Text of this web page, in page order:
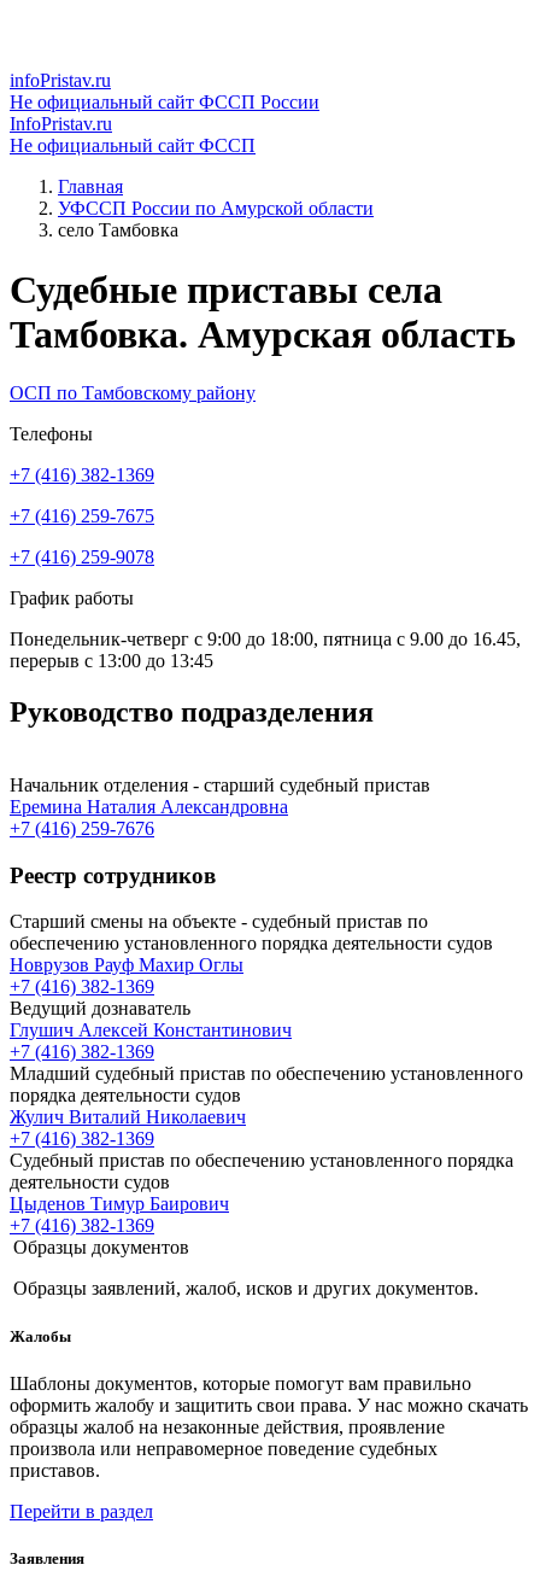
infoPristav.ru
Не официальный сайт ФССП России
InfoPristav.ru
Не официальный сайт ФССП
Главная
УФССП России по Амурской области
село Тамбовка
Судебные приставы села
Тамбовка. Амурская область
ОСП по Тамбовскому району
Телефоны
+7 (416) 382-1369
+7 (416) 259-7675
+7 (416) 259-9078
График работы
Понедельник-четверг с 9:00 до 18:00, пятница с 9.00 до 16.45,
перерыв с 13:00 до 13:45
Руководство подразделения
Начальник отделения - старший судебный пристав
Еремина Наталия Александровна
+7 (416) 259-7676
Реестр сотрудников
Старший смены на объекте - судебный пристав по
обеспечению установленного порядка деятельности судов
Новрузов Рауф Махир Оглы
+7 (416) 382-1369
Ведущий дознаватель
Глушич Алексей Константинович
+7 (416) 382-1369
Младший судебный пристав по обеспечению установленного
порядка деятельности судов
Жулич Виталий Николаевич
+7 (416) 382-1369
Судебный пристав по обеспечению установленного порядка
деятельности судов
Цыденов Тимур Баирович
+7 (416) 382-1369
Образцы документов
Образцы заявлений, жалоб, исков и других документов.
Жалобы
Шаблоны документов, которые помогут вам правильно
оформить жалобу и защитить свои права. У нас можно скачать
образцы жалоб на незаконные действия, проявление
произвола или неправомерное поведение судебных
приставов.
Перейти в раздел
Заявления